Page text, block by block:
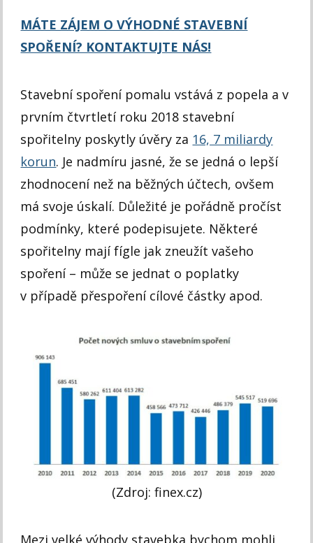
MÁTE ZÁJEM O VÝHODNÉ STAVEBNÍ
SPOŘENÍ? KONTAKTUJTE NÁS!
Stavební spoření pomalu vstává z popela a v
prvním čtvrtletí roku 2018 stavební
spořitelny poskytly úvěry za 16, 7 miliardy
korun. Je nadmíru jasné, že se jedná o lepší
zhodnocení než na běžných účtech, ovšem
má svoje úskalí. Důležité je pořádně pročíst
podmínky, které podepisujete. Některé
spořitelny mají fígle jak zneužít vašeho
spoření – může se jednat o poplatky
v případě přespoření cílové částky apod.
(Zdroj: finex.cz)
Mezi velké výhody stavebka bychom mohli